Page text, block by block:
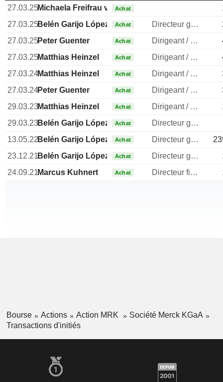
27.03.25Michaela Freifrau von Glenck
Achat
27.03.25Belén Garijo López Achat Directeur general
27.03.25Peter Guenter Achat Dirigeant / cadre principal
27.03.25Matthias Heinzel Achat Dirigeant / cadre principal
27.03.24Matthias Heinzel Achat Dirigeant / cadre principal
27.03.24Peter Guenter Achat Dirigeant / cadre principal
29.03.23Matthias Heinzel Achat Dirigeant / cadre principal
29.03.23Belén Garijo López Achat
Directeur general
13.05.22Belén Garijo López Achat Directeur general
23.12.21Belén Garijo López Achat Directeur general
24.09.21Marcus Kuhnert Achat Directeur financier
Bourse Actions Action MRK
Société Merck KGaA
Transactions d'initiés